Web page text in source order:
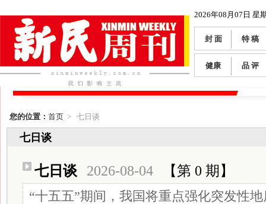
2026年08月07日 星
封 面 特 稿
健康 品 评
您的位置： 首页 > 七日谈
七日谈
七日谈 2026-08-04 【第 0 期】
“十五五”期间，我国将重点强化突发性